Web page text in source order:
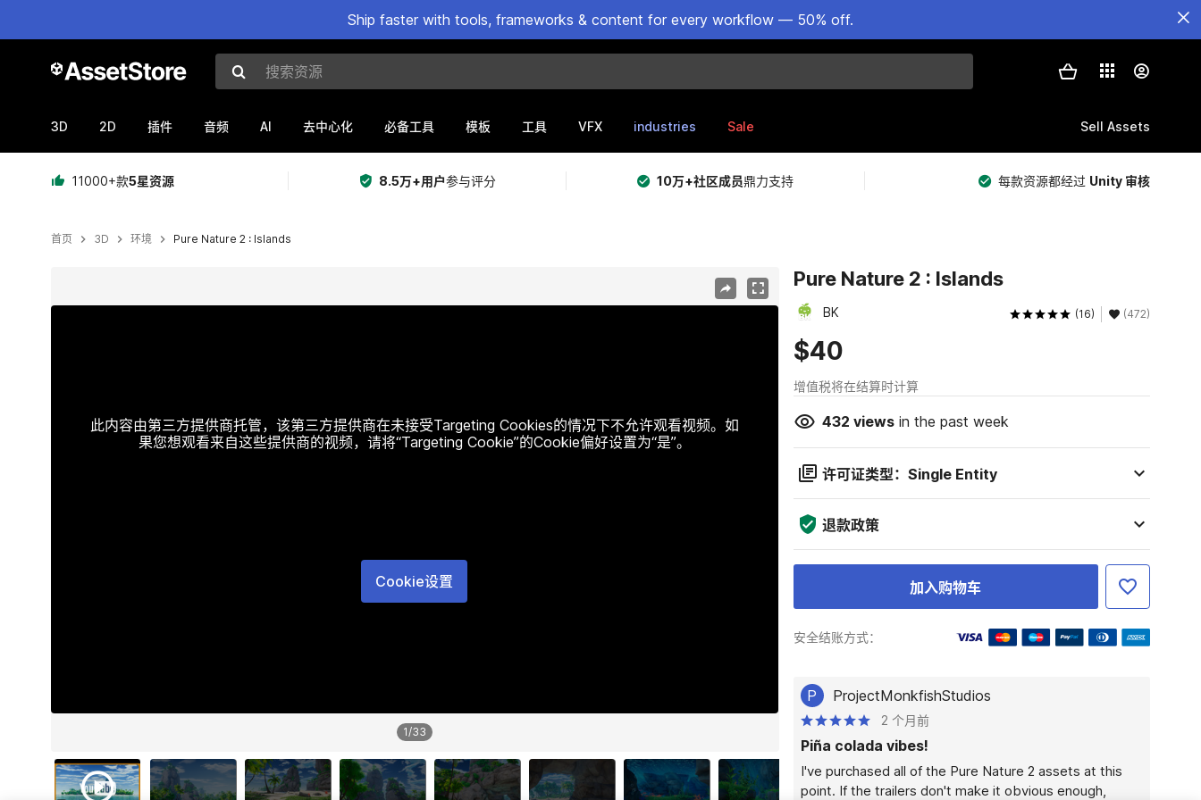
Ship faster with tools, frameworks & content for every workflow — 50% off.
搜索资源
3D 2D 插件 音频 AI 去中心化 必备工具 模板 工具 VFX industries Sale Sell Assets
11000+款5星资源 8.5万+用户参与评分 10万+社区成员鼎力支持 每款资源都经过 Unity 审核
首页 3D 环境 Pure Nature 2 : Islands
此内容由第三方提供商托管，该第三方提供商在未接受Targeting Cookies的情况下不允许观看视频。如
果您想观看来自这些提供商的视频，请将“Targeting Cookie”的Cookie偏好设置为“是”。
Cookie设置
1/33
Pure Nature 2 : Islands
BK (16) (472)
$40
增值税将在结算时计算
432 viewsin the past week
许可证类型：Single Entity
退款政策
加入购物车
安全结账方式：
P ProjectMonkfishStudios
2 个月前
Piña colada vibes!
I've purchased all of the Pure Nature 2 assets at this
point. If the trailers don't make it obvious enough,